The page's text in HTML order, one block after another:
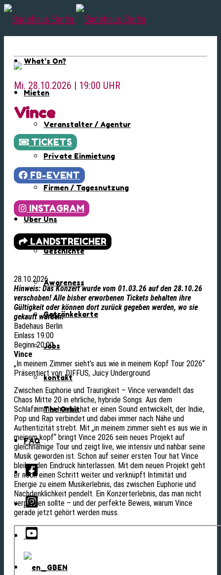
What’s On?
Mieten
Veranstalter / Agentur
Private Einmietung
Firmen / Tagesnutzung
Über Uns
Geschichte
Awareness
Getränkekarte
Jobs
kontakt
The Orbit
FAQ
EN
Mi. 28.10.2026 | 19:00 UHR
Vince
TICKETS
FB-EVENT
INSTAGRAM
LANDSTREICHER
28.10.2026
Hinweis: Das Konzert wurde vom 01.03.26 auf den 28.10.26
verschoben! Alle bisher erworbenen Tickets behalten ihre
Gültigkeit oder können dort zurück gegeben werden, wo sie
gekauft wurden.
Badehaus Berlin
Einlass 19:00
Beginn 20:00
Vince
„In meinem Zimmer sieht’s aus wie in meinem Kopf Tour 2026“
Präsentiert von: DIFFUS, Juicy Underground
Zwischen Euphorie und Traurigkeit – Vince verwandelt das
Chaos Mitte 20 in ehrliche, hybride Songs. Aus dem
Schlafzimmer heraus hat er einen Sound entwickelt, der Indie,
Pop und Rap verbindet und dabei immer nach Nähe und
Authentizität strebt. Mit „in meinem zimmer sieht es aus wie in
meinem kopf“ bringt Vince 2026 sein neues Projekt auf
gleichnamige Tour und zeigt live, wie intensiv und nahbar seine
Musik geworden ist. Schon auf seiner ersten Tour hat Vince
bleibenden Eindruck hinterlassen. Mit dem neuen Projekt geht
er noch einen Schritt weiter und verknüpft Intimität und
Energie zu einem Musikerlebnis, das zwischen Euphorie und
Nachdenklichkeit pendelt. Ein Konzerterlebnis, das man nicht
verpassen sollte – und der perfekte Beweis, warum Vince
gerade jetzt gehört werden muss.